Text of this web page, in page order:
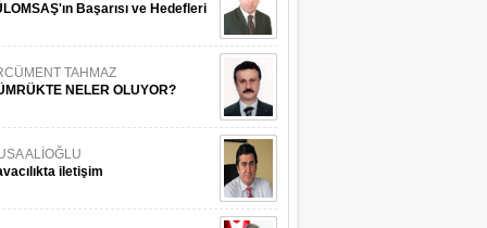
Başarısı ve Hedefleri
TAHMAZ
NELER OLUYOR?
ALİOĞLU
iletişim